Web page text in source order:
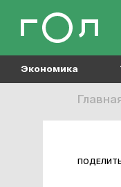
Экономика